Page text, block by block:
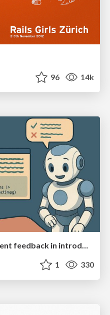
96 14k
Leveraging LLMs for student feedback in introductory data science courses - posit::conf(2025)
1 330